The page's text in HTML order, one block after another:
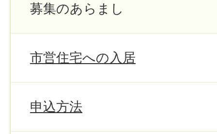
募集のあらまし
市営住宅への入居
申込方法